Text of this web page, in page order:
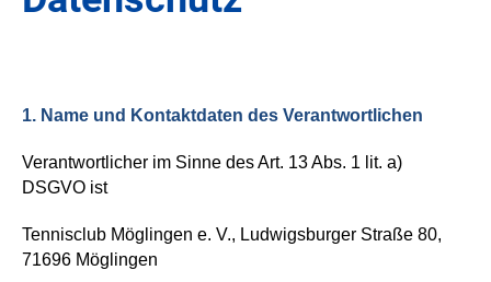
1. Name und Kontaktdaten des Verantwortlichen
Verantwortlicher im Sinne des Art. 13 Abs. 1 lit. a)
DSGVO ist
Tennisclub Möglingen e. V., Ludwigsburger Straße 80,
71696 Möglingen